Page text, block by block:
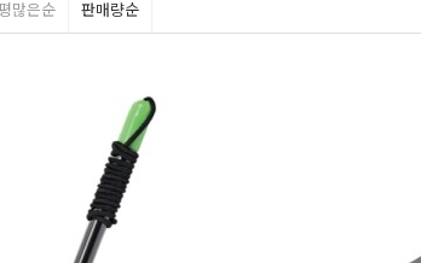
많은순 판매량순